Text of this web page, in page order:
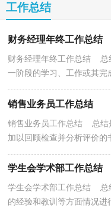
工作总结
财务经理年终工作总结
财务经理年终工作总结 总
一阶段的学习、工作或其
规律性认识的一种书面材
销售业务员工作总结
销售业务员工作总结 总结
加以回顾检查并分析评价的
学生会学术部工作总结
学生会学术部工作总结 总
的经验和教训等方面情况